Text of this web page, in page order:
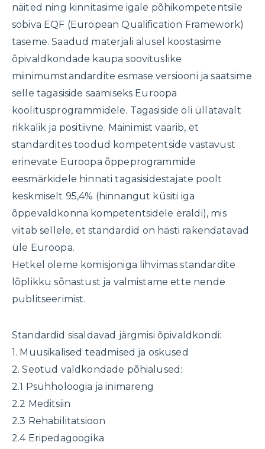
näited ning kinnitasime igale põhikompetentsile
sobiva EQF (European Qualification Framework)
taseme. Saadud materjali alusel koostasime
õpivaldkondade kaupa soovituslike
miinimumstandardite esmase versiooni ja saatsime
selle tagasiside saamiseks Euroopa
koolitusprogrammidele. Tagasiside oli üllatavalt
rikkalik ja positiivne. Mainimist väärib, et
standardites toodud kompetentside vastavust
erinevate Euroopa õppeprogrammide
eesmärkidele hinnati tagasisidestajate poolt
keskmiselt 95,4% (hinnangut küsiti iga
õppevaldkonna kompetentsidele eraldi), mis
viitab sellele, et standardid on hästi rakendatavad
üle Euroopa.
Hetkel oleme komisjoniga lihvimas standardite
lõplikku sõnastust ja valmistame ette nende
publitseerimist.
Standardid sisaldavad järgmisi õpivaldkondi:
1. Muusikalised teadmised ja oskused
2. Seotud valdkondade põhialused:
2.1 Psühholoogia ja inimareng
2.2 Meditsiin
2.3 Rehabilitatsioon
2.4 Eripedagoogika